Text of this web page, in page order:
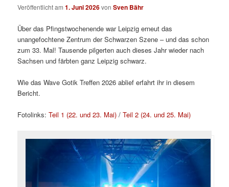
Veröffentlicht am1. Juni 2026vonSven Bähr
Über das Pfingstwochenende war Leipzig erneut das
unangefochtene Zentrum der Schwarzen Szene – und das schon
zum 33. Mal! Tausende pilgerten auch dieses Jahr wieder nach
Sachsen und färbten ganz Leipzig schwarz.
Wie das Wave Gotik Treffen 2026 ablief erfahrt ihr in diesem
Bericht.
Fotolinks:Teil 1 (22. und 23. Mai) /Teil 2 (24. und 25. Mai)